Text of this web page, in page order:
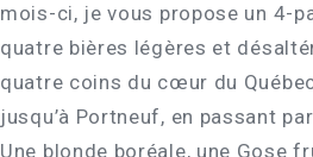
mois-ci, je vous propose un 4-
quatre bières légères et
quatre coins du cœur du
jusqu’à Portneuf, en passant
Une blonde boréale, une Gose